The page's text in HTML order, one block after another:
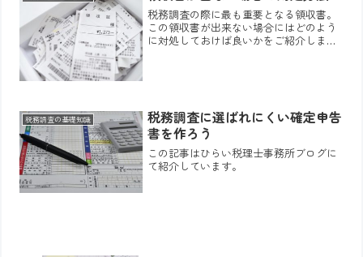
税務調査の際に最も重要となる領収書。
この領収書が出来ない場合にはどのよう
に対処しておけば良いかをご紹介しま
税務調査の基礎知識
税務調査に選ばれにくい確定申告
書を作ろう
この記事はひらい税理士事務所ブログに
て紹介しています。